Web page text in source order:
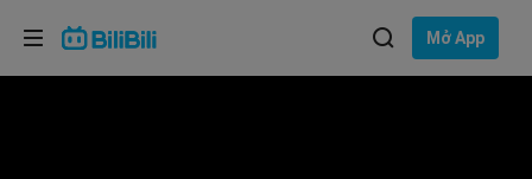
Mở App
Lựa chọn ngôn ngữ